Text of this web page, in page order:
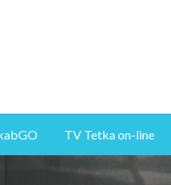
TV Tetka on-line